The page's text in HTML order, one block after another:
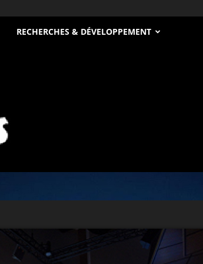
RECHERCHES & DÉVELOPPEMENT